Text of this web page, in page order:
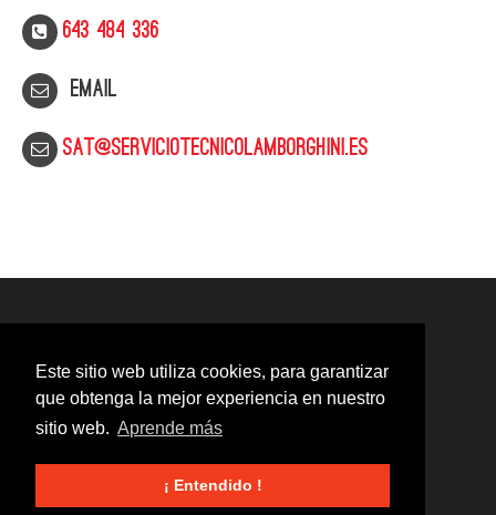
Este sitio web utiliza cookies, para garantizar
que obtenga la mejor experiencia en nuestro
sitio web. Aprende más
¡ Entendido !
643 484 336
Email
sat@serviciotecnicolamborghini.es
© 2020 Servicio Técnico Lamborghini